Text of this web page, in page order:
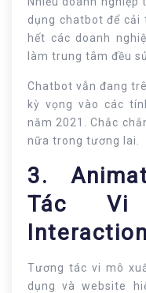
dụng chatbot để cải
hết các doanh
làm trung tâm đều
Chatbot vẫn đang
kỳ vọng vào các
năm 2021. Chắc
nữa trong tương lai.
3.
Tác Vi
Tương tác vi mô
dụng và website